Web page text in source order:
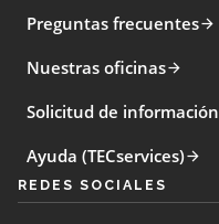
Preguntas frecuentes
Nuestras oficinas
Solicitud de información
Ayuda (TECservices)
REDES SOCIALES